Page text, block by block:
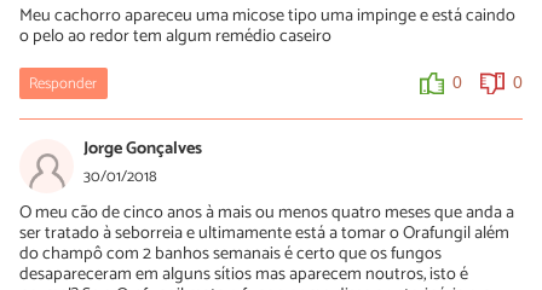
Meu cachorro apareceu uma micose tipo uma impinge e está caindo
o pelo ao redor tem algum remédio caseiro
Responder 0 0
Jorge Gonçalves
30/01/2018
O meu cão de cinco anos à mais ou menos quatro meses que anda a
ser tratado à seborreia e ultimamente está a tomar o Orafungil além
do champô com 2 banhos semanais é certo que os fungos
desapareceram em alguns sítios mas aparecem noutros, isto é